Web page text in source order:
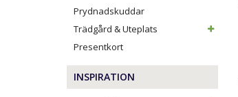
Prydnadskuddar
Trädgård & Uteplats
Presentkort
INSPIRATION